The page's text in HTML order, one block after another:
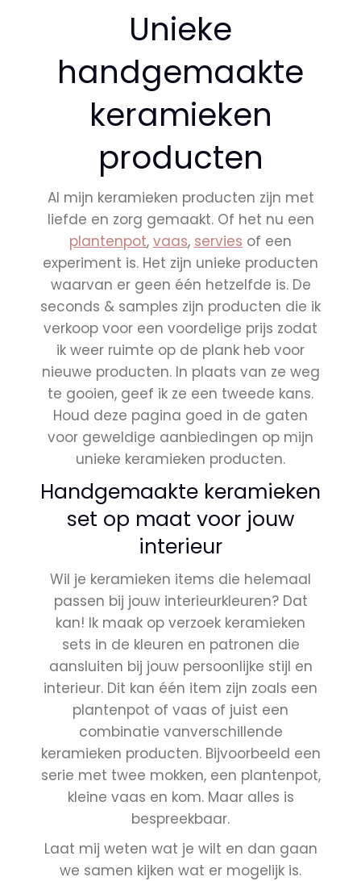
Unieke
handgemaakte
keramieken
producten
Al mijn keramieken producten zijn met
liefde en zorg gemaakt. Of het nu een
plantenpot, vaas, servies of een
experiment is. Het zijn unieke producten
waarvan er geen één hetzelfde is. De
seconds & samples zijn producten die ik
verkoop voor een voordelige prijs zodat
ik weer ruimte op de plank heb voor
nieuwe producten. In plaats van ze weg
te gooien, geef ik ze een tweede kans.
Houd deze pagina goed in de gaten
voor geweldige aanbiedingen op mijn
unieke keramieken producten.
Handgemaakte keramieken
set op maat voor jouw
interieur
Wil je keramieken items die helemaal
passen bij jouw interieurkleuren? Dat
kan! Ik maak op verzoek keramieken
sets in de kleuren en patronen die
aansluiten bij jouw persoonlijke stijl en
interieur. Dit kan één item zijn zoals een
plantenpot of vaas of juist een
combinatie vanverschillende
keramieken producten. Bijvoorbeeld een
serie met twee mokken, een plantenpot,
kleine vaas en kom. Maar alles is
bespreekbaar.
Laat mij weten wat je wilt en dan gaan
we samen kijken wat er mogelijk is.